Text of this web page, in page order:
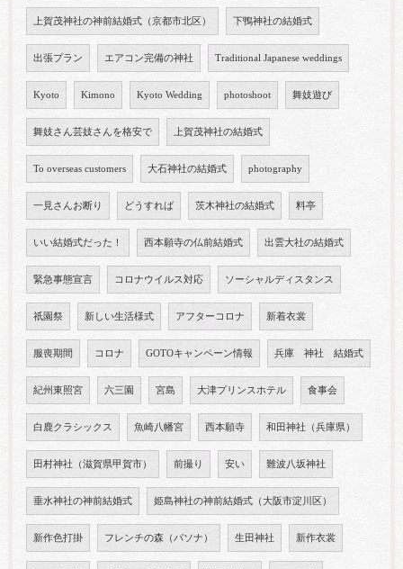
上賀茂神社の神前結婚式（京都市北区） 下鴨神社の結婚式
出張プラン エアコン完備の神社 Traditional Japanese weddings
Kyoto Kimono Kyoto Wedding photoshoot 舞妓遊び
舞妓さん芸妓さんを格安で 上賀茂神社の結婚式
To overseas customers 大石神社の結婚式 photography
一見さんお断り どうすれば 茨木神社の結婚式 料亭
いい結婚式だった！ 西本願寺の仏前結婚式 出雲大社の結婚式
緊急事態宣言 コロナウイルス対応 ソーシャルディスタンス
祇園祭 新しい生活様式 アフターコロナ 新着衣裳
服喪期間 コロナ GOTOキャンペーン情報 兵庫 神社 結婚式
紀州東照宮 六三園 宮島 大津プリンスホテル 食事会
白鹿クラシックス 魚崎八幡宮 西本願寺 和田神社（兵庫県）
田村神社（滋賀県甲賀市） 前撮り 安い 難波八坂神社
垂水神社の神前結婚式 姫島神社の神前結婚式（大阪市淀川区）
新作色打掛 フレンチの森（パソナ） 生田神社 新作衣裳